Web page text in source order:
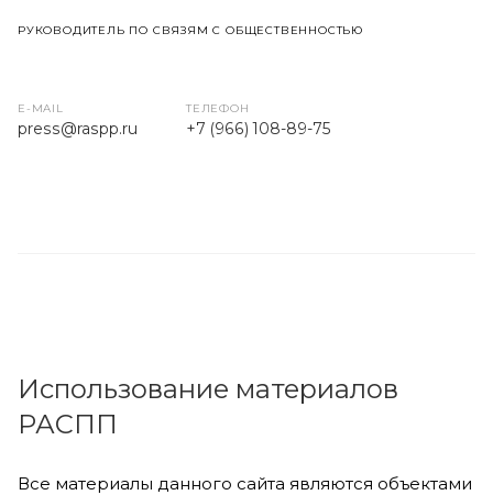
РУКОВОДИТЕЛЬ ПО СВЯЗЯМ С ОБЩЕСТВЕННОСТЬЮ
E-MAIL
press@raspp.ru
ТЕЛЕФОН
+7 (966) 108-89-75
Использование материалов
РАСПП
Все материалы данного сайта являются объектами